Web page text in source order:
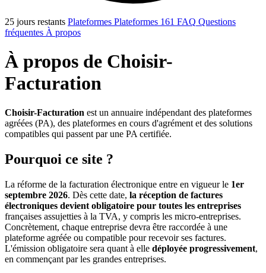
25 jours restants Plateformes Plateformes 161 FAQ Questions
fréquentes À propos
À propos de Choisir-
Facturation
Choisir-Facturation est un annuaire indépendant des plateformes
agréées (PA), des plateformes en cours d'agrément et des solutions
compatibles qui passent par une PA certifiée.
Pourquoi ce site ?
La réforme de la facturation électronique entre en vigueur le 1er
septembre 2026. Dès cette date, la réception de factures
électroniques devient obligatoire pour toutes les entreprises
françaises assujetties à la TVA, y compris les micro-entreprises.
Concrètement, chaque entreprise devra être raccordée à une
plateforme agréée ou compatible pour recevoir ses factures.
L'émission obligatoire sera quant à elle déployée progressivement,
en commençant par les grandes entreprises.